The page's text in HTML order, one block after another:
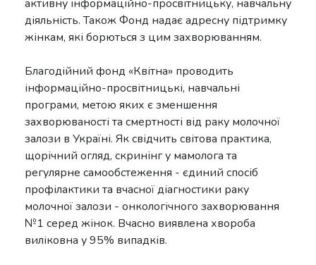
активну інформаційно-просвітницьку, навчальну
діяльність. Також Фонд надає адресну підтримку
жінкам, які борються з цим захворюванням.
Благодійний фонд «Квітна» проводить
інформаційно-просвітницькі, навчальні
програми, метою яких є зменшення
захворюваності та смертності від раку молочної
залози в Україні. Як свідчить світова практика,
щорічний огляд, скринінг у мамолога та
регулярне самообстеження - єдиний спосіб
профілактики та вчасної діагностики раку
молочної залози - онкологічного захворювання
№1 серед жінок. Вчасно виявлена хвороба
виліковна у 95% випадків.